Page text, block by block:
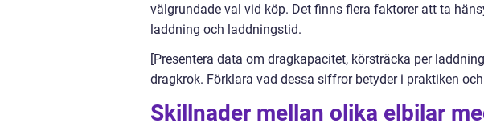
välgrundade val vid köp. Det finns flera faktorer att ta
laddning och laddningstid.
[Presentera data om dragkapacitet, körsträcka per
dragkrok. Förklara vad dessa siffror betyder i praktiken
Skillnader mellan olika elbilar